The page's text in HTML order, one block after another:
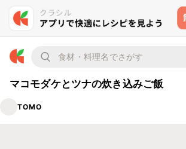
マコモダケとツナの炊き込みご飯
TOMO